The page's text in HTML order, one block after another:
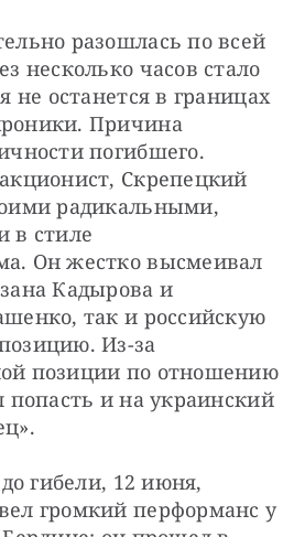
разошлась по всей
несколько часов стало
не останется в границах
Причина
погибшего.
Скрепецкий
радикальными,
в стиле
Он жестко высмеивал
Кадырова и
так и российскую
Из-за
позиции по отношению
попасть и на украинский
гибели, 12 июня,
громкий перформанс у